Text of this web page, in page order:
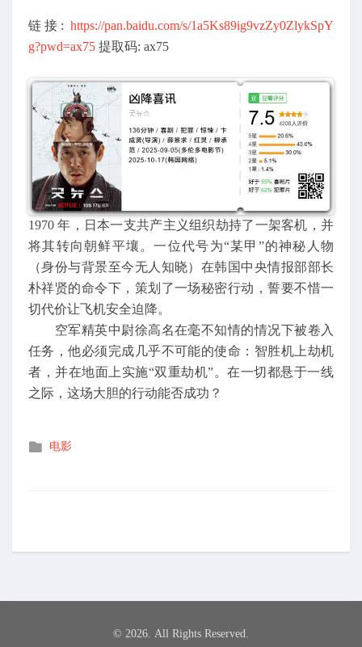
链接: https://pan.baidu.com/s/1a5Ks89ig9vzZy0ZlykSpY
g?pwd=ax75 提取码: ax75
1970 年，日本一支共产主义组织劫持了一架客机，并
将其转向朝鲜平壤。一位代号为“某甲”的神秘人物
（身份与背景至今无人知晓）在韩国中央情报部部长
朴祥贤的命令下，策划了一场秘密行动，誓要不惜一
切代价让飞机安全迫降。
空军精英中尉徐高名在毫不知情的情况下被卷入
任务，他必须完成几乎不可能的使命：智胜机上劫机
者，并在地面上实施“双重劫机”。在一切都悬于一线
之际，这场大胆的行动能否成功？
发
电影
© 2026. All Rights Reserved.